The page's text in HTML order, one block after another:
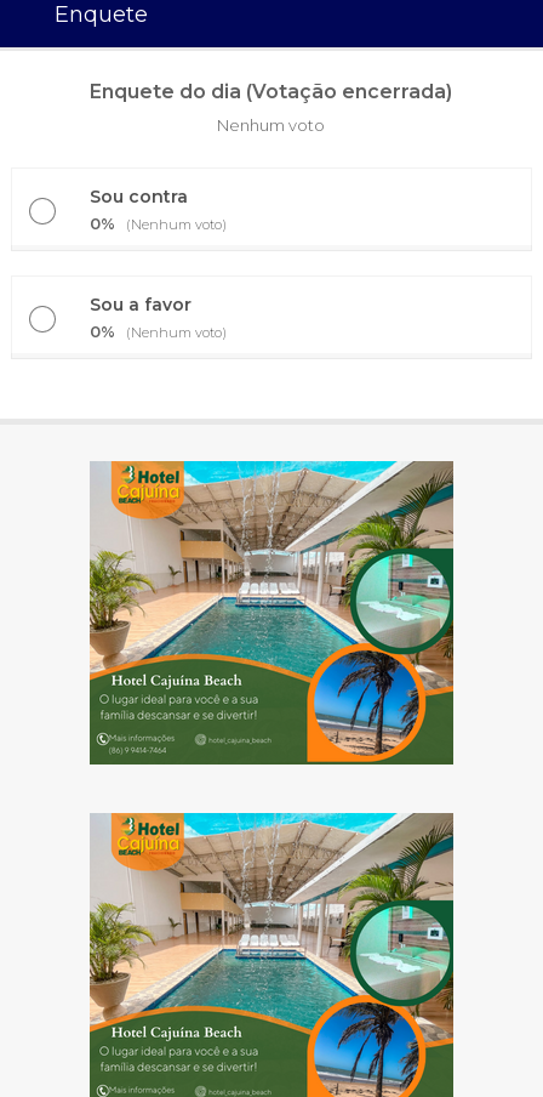
Enquete
Enquete do dia (Votação encerrada)
Nenhum voto
Sou contra
0% (Nenhum voto)
Sou a favor
0% (Nenhum voto)